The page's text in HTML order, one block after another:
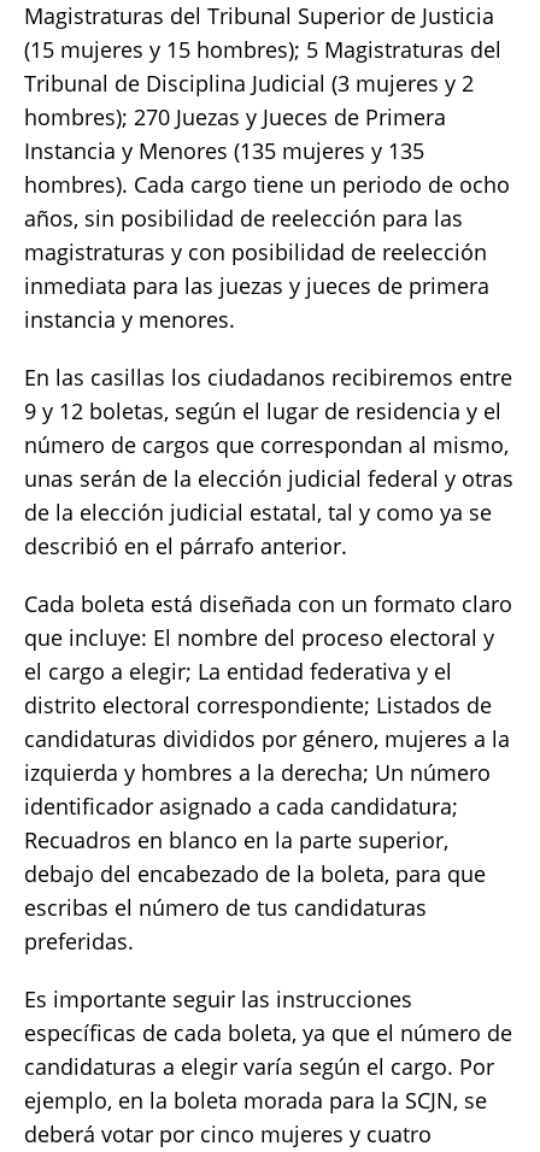
Magistraturas del Tribunal Superior de Justicia
(15 mujeres y 15 hombres); 5 Magistraturas del
Tribunal de Disciplina Judicial (3 mujeres y 2
hombres); 270 Juezas y Jueces de Primera
Instancia y Menores (135 mujeres y 135
hombres). Cada cargo tiene un periodo de ocho
años, sin posibilidad de reelección para las
magistraturas y con posibilidad de reelección
inmediata para las juezas y jueces de primera
instancia y menores.
En las casillas los ciudadanos recibiremos entre
9 y 12 boletas, según el lugar de residencia y el
número de cargos que correspondan al mismo,
unas serán de la elección judicial federal y otras
de la elección judicial estatal, tal y como ya se
describió en el párrafo anterior.
Cada boleta está diseñada con un formato claro
que incluye: El nombre del proceso electoral y
el cargo a elegir; La entidad federativa y el
distrito electoral correspondiente; Listados de
candidaturas divididos por género, mujeres a la
izquierda y hombres a la derecha; Un número
identificador asignado a cada candidatura;
Recuadros en blanco en la parte superior,
debajo del encabezado de la boleta, para que
escribas el número de tus candidaturas
preferidas.
Es importante seguir las instrucciones
específicas de cada boleta, ya que el número de
candidaturas a elegir varía según el cargo. Por
ejemplo, en la boleta morada para la SCJN, se
deberá votar por cinco mujeres y cuatro